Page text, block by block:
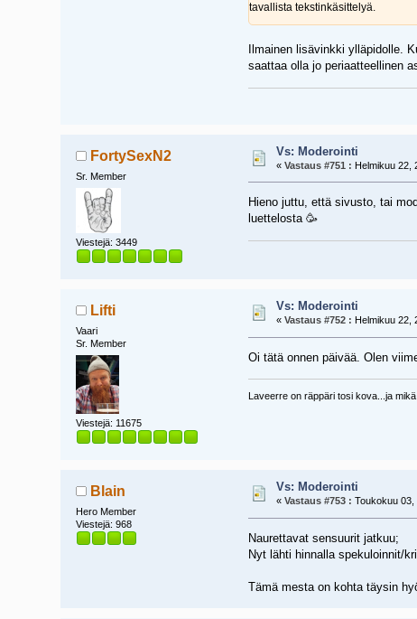
tavallista tekstinkäsittelyä.
Ilmainen lisävinkki ylläpidolle.
saattaa olla jo periaatteellinen
FortySexN2
Sr. Member
Viestejä: 3449
Vs: Moderointi
« Vastaus #751 : Helmikuu 22,
Hieno juttu, että sivusto, tai
luettelosta 🥳
Lifti
Vaari
Sr. Member
Viestejä: 11675
Vs: Moderointi
« Vastaus #752 : Helmikuu 22,
Oi tätä onnen päivää. Olen
Laveerre on räppäri tosi kova...ja
Blain
Hero Member
Viestejä: 968
Vs: Moderointi
« Vastaus #753 : Toukokuu 03,
Naurettavat sensuurit jatkuu;
Nyt lähti hinnalla spekuloinnit/
Tämä mesta on kohta täysin